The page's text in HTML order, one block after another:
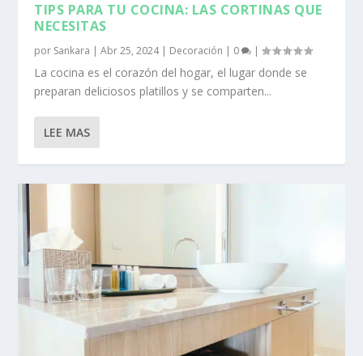
TIPS PARA TU COCINA: LAS CORTINAS QUE
NECESITAS
por Sankara |Abr 25, 2024| Decoración | 0 |
La cocina es el corazón del hogar, el lugar donde se
preparan deliciosos platillos y se comparten...
LEE MAS